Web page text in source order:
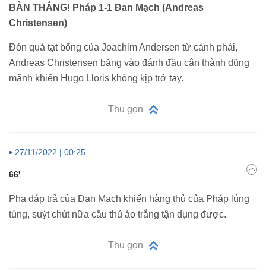
BÀN THẮNG! Pháp 1-1 Đan Mạch (Andreas
Christensen)
Đón quả tạt bổng của Joachim Andersen từ cánh phải,
Andreas Christensen băng vào đánh đầu cận thành dũng
mãnh khiến Hugo Lloris không kịp trở tay.
Thu gọn
27/11/2022 | 00:25
66'
Pha đáp trả của Đan Mạch khiến hàng thủ của Pháp lúng
túng, suýt chút nữa cầu thủ áo trắng tận dụng được.
Thu gọn